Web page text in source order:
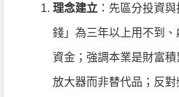
理念建立 ：先區分投資
錢」為三年以上用不到
資金；強調本業是財富
放大器而非替代品；反